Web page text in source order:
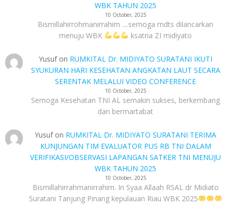
WBK TAHUN 2025
10 October, 2025
Bismillahirrohmanirrahim ....semoga mdts dilancarkan
menuju WBK
ksatria ZI midiyato
Yusufon RUMKITAL Dr. MIDIYATO SURATANI IKUTI
SYUKURAN HARI KESEHATAN ANGKATAN LAUT SECARA
SERENTAK MELALUI VIDEO CONFERENCE
10 October, 2025
Semoga Kesehatan TNI AL semakin sukses, berkembang
dan bermartabat
Yusufon RUMKITAL Dr. MIDIYATO SURATANI TERIMA
KUNJUNGAN TIM EVALUATOR PUS RB TNI DALAM
VERIFIKASI/OBSERVASI LAPANGAN SATKER TNI MENUJU
WBK TAHUN 2025
10 October, 2025
Bismillahirrahmanirrahim. In Syaa Allaah RSAL dr Midiato
Suratani Tanjung Pinang kepulauan Riau WBK 2025